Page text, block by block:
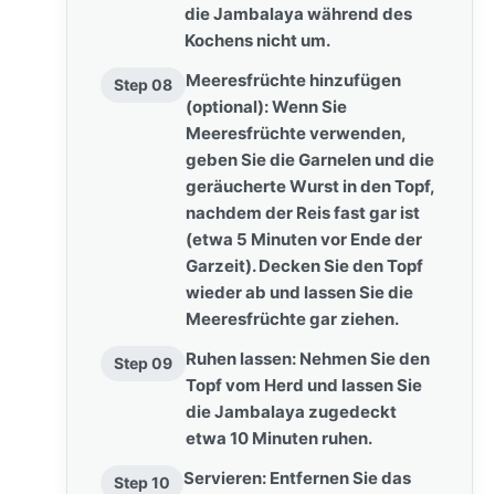
die Jambalaya während des
Kochens nicht um.
Step 08
Meeresfrüchte hinzufügen
(optional): Wenn Sie
Meeresfrüchte verwenden,
geben Sie die Garnelen und die
geräucherte Wurst in den Topf,
nachdem der Reis fast gar ist
(etwa 5 Minuten vor Ende der
Garzeit). Decken Sie den Topf
wieder ab und lassen Sie die
Meeresfrüchte gar ziehen.
Step 09
Ruhen lassen: Nehmen Sie den
Topf vom Herd und lassen Sie
die Jambalaya zugedeckt
etwa 10 Minuten ruhen.
Step 10 Servieren: Entfernen Sie das